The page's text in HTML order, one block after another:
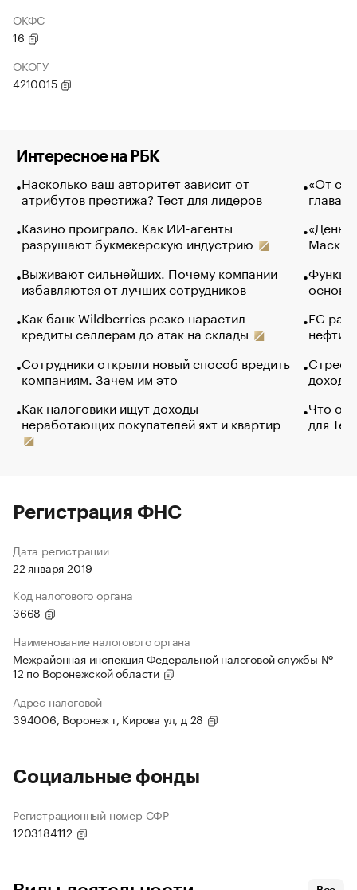
ОКФС
16
ОКОГУ
4210015
Интересное на РБК
Насколько ваш авторитет зависит от
атрибутов престижа? Тест для лидеров
Казино проиграло. Как ИИ-агенты
разрушают букмекерскую индустрию
Выживают сильнейших. Почему компании
избавляются от лучших сотрудников
Как банк Wildberries резко нарастил
кредиты селлерам до атак на склады
Сотрудники открыли новый способ вредить
компаниям. Зачем им это
Как налоговики ищут доходы
неработающих покупателей яхт и квартир
«От
глава
Маск в
основ
ЕС
нефти
Что
для
Регистрация ФНС
Дата регистрации
22 января 2019
Код налогового органа
3668
Наименование налогового органа
Межрайонная инспекция Федеральной налоговой службы №
12 по Воронежской области
Адрес налоговой
394006, Воронеж г, Кирова ул, д 28
Социальные фонды
Регистрационный номер СФР
1203184112